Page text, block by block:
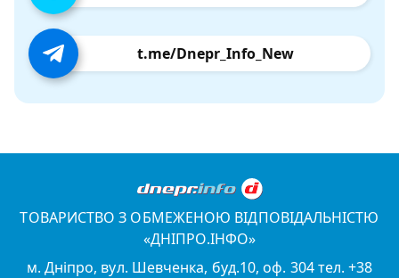
t.me/Dnepr_Info_New
ТОВАРИСТВО З ОБМЕЖЕНОЮ ВІДПОВІДАЛЬНІСТЮ
«ДНІПРО.ІНФО»
м. Дніпро, вул. Шевченка, буд.10, оф. 304 тел. +38